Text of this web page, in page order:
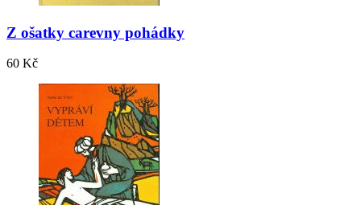
Z ošatky carevny pohádky
60 Kč